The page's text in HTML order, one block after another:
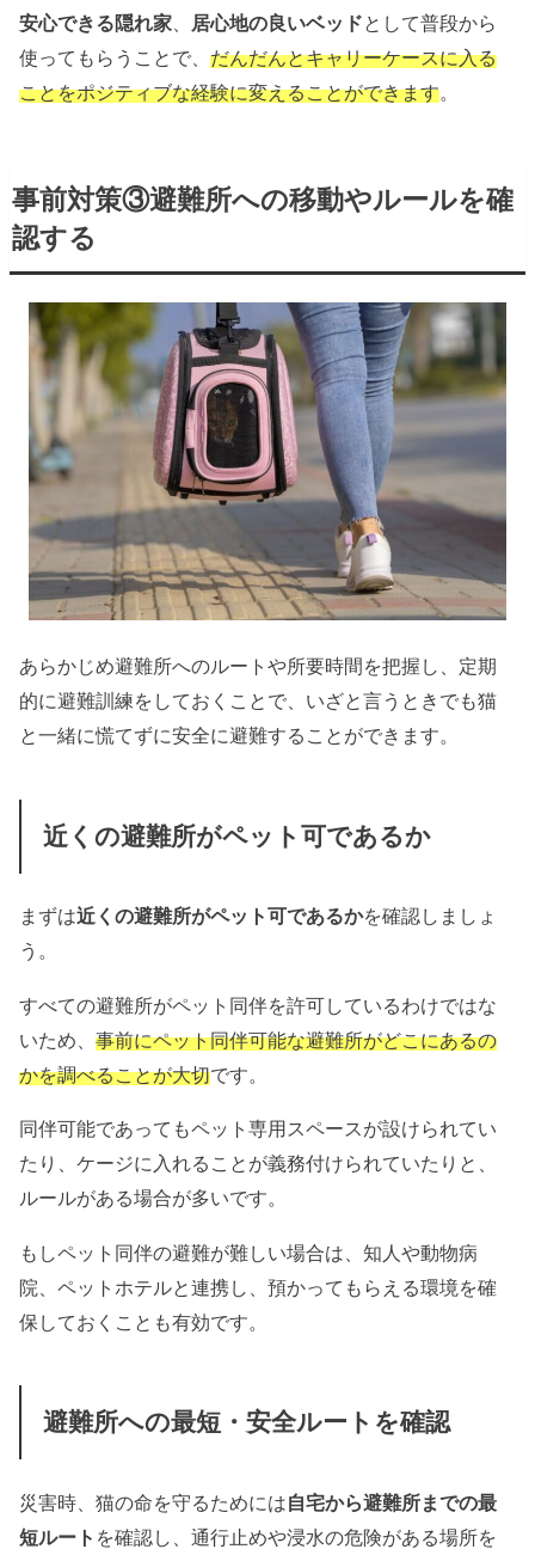
安心できる隠れ家
居心地の良いベッド として普段から
使ってもらうことで、だんだんとキャリーケースに入る
ことをポジティブな経験に変えることができます
事前対策③避難所への移動やルールを確
認する
あらかじめ避難所へのルートや所要時間を把握し、定期
的に避難訓練をしておくことで、いざと言うときでも猫
と一緒に慌てずに安全に避難することができます。
近くの避難所がペット可であるか
まずは近くの避難所がペット可であるかを確認しましょ
う。
すべての避難所がペット同伴を許可しているわけではな
いため、事前にペット同伴可能な避難所がどこにあるの
かを調べることが大切です。
同伴可能であってもペット専用スペースが設けられてい
たり、ケージに入れることが義務付けられていたりと、
ルールがある場合が多いです。
もしペット同伴の避難が難しい場合は、知人や動物病
院、ペットホテルと連携し、預かってもらえる環境を確
保しておくことも有効です。
避難所への最短・安全ルートを確認
災害時、猫の命を守るためには自宅から避難所までの最
短ルート を確認し、通行止めや浸水の危険がある場所を